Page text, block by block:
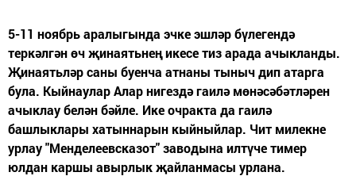
5-11 ноябрь аралыгында эчке эшләр бүлегендә
теркәлгән өч җинаятьнең икесе тиз арада ачыкланды.
Җинаятьләр саны буенча атнаны тыныч дип атарга
була. Кыйнаулар Алар нигездә гаилә мөнәсәбәтләрен
ачыклау белән бәйле. Ике очракта да гаилә
башлыклары хатыннарын кыйныйлар. Чит милекне
урлау "Менделеевсказот" заводына илтүче тимер
юлдан каршы авырлык җайланмасы урлана.